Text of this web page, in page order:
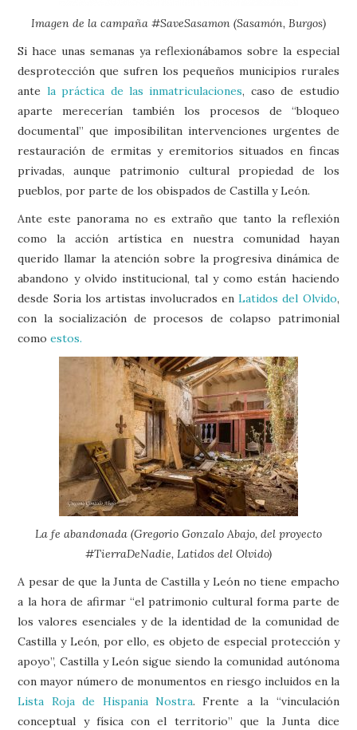
Imagen de la campaña #SaveSasamon (Sasamón, Burgos)
Si hace unas semanas ya reflexionábamos sobre la especial
desprotección que sufren los pequeños municipios rurales
ante la práctica de las inmatriculaciones, caso de estudio
aparte merecerían también los procesos de “bloqueo
documental” que imposibilitan intervenciones urgentes de
restauración de ermitas y eremitorios situados en fincas
privadas, aunque patrimonio cultural propiedad de los
pueblos, por parte de los obispados de Castilla y León.
Ante este panorama no es extraño que tanto la reflexión
como la acción artística en nuestra comunidad hayan
querido llamar la atención sobre la progresiva dinámica de
abandono y olvido institucional, tal y como están haciendo
desde Soria los artistas involucrados enLatidos del Olvido,
con la socialización de procesos de colapso patrimonial
comoestos.
La fe abandonada (Gregorio Gonzalo Abajo, del proyecto
#TierraDeNadie, Latidos del Olvido)
A pesar de que la Junta de Castilla y León no tiene empacho
a la hora de afirmar “el patrimonio cultural forma parte de
los valores esenciales y de la identidad de la comunidad de
Castilla y León, por ello, es objeto de especial protección y
apoyo”, Castilla y León sigue siendo la comunidad autónoma
con mayor número de monumentos en riesgo incluidos en la
Lista Roja de Hispania Nostra. Frente a la “vinculación
conceptual y física con el territorio” que la Junta dice